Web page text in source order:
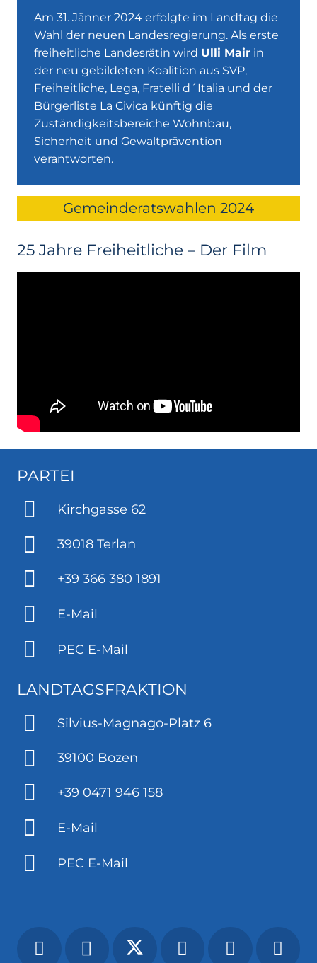
Am 31. Jänner 2024 erfolgte im Landtag die
Wahl der neuen Landesregierung. Als erste
freiheitliche Landesrätin wird Ulli Mair in
der neu gebildeten Koalition aus SVP,
Freiheitliche, Lega, Fratelli d´Italia und der
Bürgerliste La Civica künftig die
Zuständigkeitsbereiche Wohnbau,
Sicherheit und Gewaltprävention
verantworten.
Gemeinderatswahlen 2024
25 Jahre Freiheitliche – Der Film
PARTEI
Kirchgasse 62
39018 Terlan
+39 366 380 1891
E-Mail
PEC E-Mail
LANDTAGSFRAKTION
Silvius-Magnago-Platz 6
39100 Bozen
+39 0471 946 158
E-Mail
PEC E-Mail